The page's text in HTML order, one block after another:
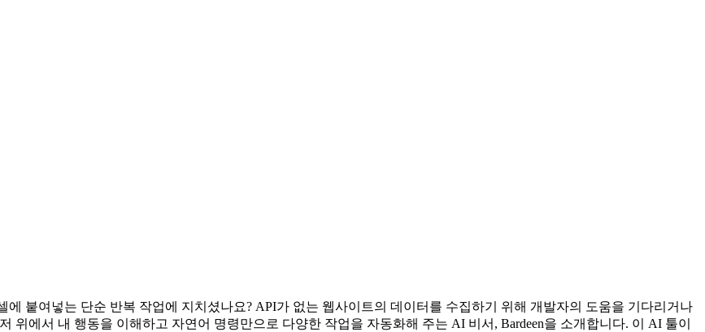
붙여넣는 단순 반복 작업에 지치셨나요? API가 없는 웹사이트의 데이터를 수집하기 위해 개발자의 도움을 기다리거나
위에서 내 행동을 이해하고 자연어 명령만으로 다양한 작업을 자동화해 주는 AI 비서, Bardeen을 소개합니다. 이 AI 툴이